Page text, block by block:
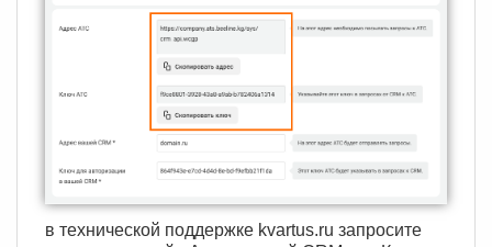
в технической поддержке kvartus.ru запросите